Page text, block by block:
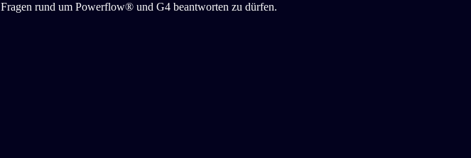
Fragen rund um Powerflow® und G4 beantworten zu dürfen.